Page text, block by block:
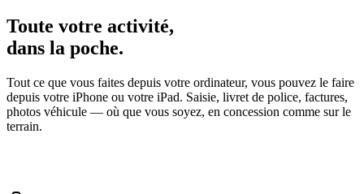
Toute votre activité,
dans la poche.
Tout ce que vous faites depuis votre ordinateur, vous pouvez le faire
depuis votre iPhone ou votre iPad. Saisie, livret de police, factures,
photos véhicule — où que vous soyez, en concession comme sur le
terrain.